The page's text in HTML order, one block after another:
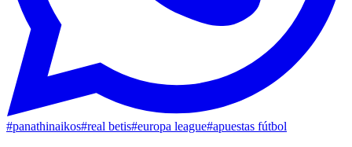
#panathinaikos#real betis#europa league#apuestas fútbol